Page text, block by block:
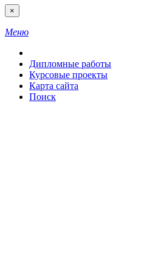
×
Меню
Дипломные работы
Курсовые проекты
Карта сайта
Поиск